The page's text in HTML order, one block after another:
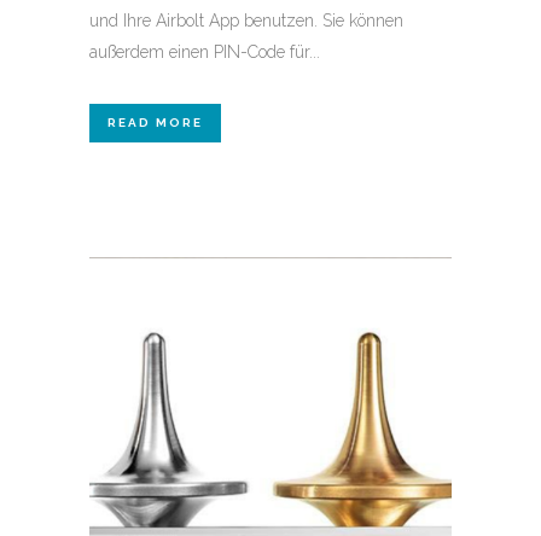
und Ihre Airbolt App benutzen. Sie können
außerdem einen PIN-Code für...
READ MORE